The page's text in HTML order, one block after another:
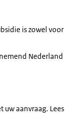
is zowel voor
Nederland
aanvraag. Lees